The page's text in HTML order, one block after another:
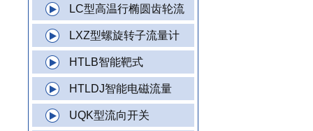
LC型高温行椭圆齿轮流
LXZ型螺旋转子流量计
HTLB智能靶式
HTLDJ智能电磁流量
UQK型流向开关